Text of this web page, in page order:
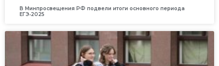
В Минпросвещения РФ подвели итоги основного периода
ЕГЭ‑2025